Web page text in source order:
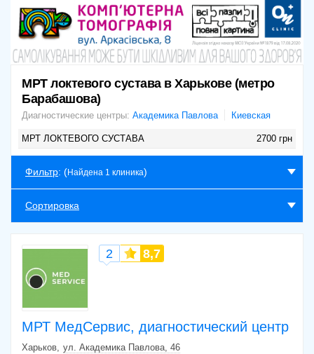
МРТ локтевого сустава в Харькове (метро
Барабашова)
Диагностические центры: Академика Павлова Киевская
МРТ ЛОКТЕВОГО СУСТАВА 2700 грн
Фильтр: (Найдена 1 клиника)
Сортировка
МРТ МедСервис, диагностический центр
2 8,7
Харьков ул. Академика Павлова, 46